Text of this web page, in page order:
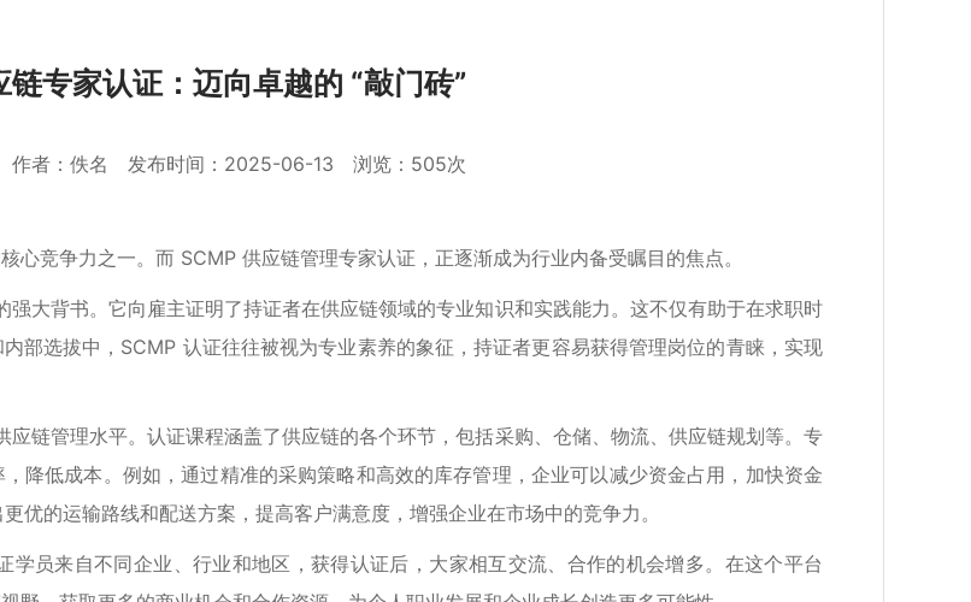
链专家认证：迈向卓越的 “敲门砖”
作者：佚名 发布时间：2025-06-13 浏览：505次
竞争力之一。而 SCMP 供应链管理专家认证，正逐渐成为行业内备受瞩目的焦点。
大背书。它向雇主证明了持证者在供应链领域的专业知识和实践能力。这不仅有助于在求职时
部选拔中，SCMP 认证往往被视为专业素养的象征，持证者更容易获得管理岗位的青睐，实现
链管理水平。认证课程涵盖了供应链的各个环节，包括采购、仓储、物流、供应链规划等。专
降低成本。例如，通过精准的采购策略和高效的库存管理，企业可以减少资金占用，加快资金
优的运输路线和配送方案，提高客户满意度，增强企业在市场中的竞争力。
员来自不同企业、行业和地区，获得认证后，大家相互交流、合作的机会增多。在这个平台